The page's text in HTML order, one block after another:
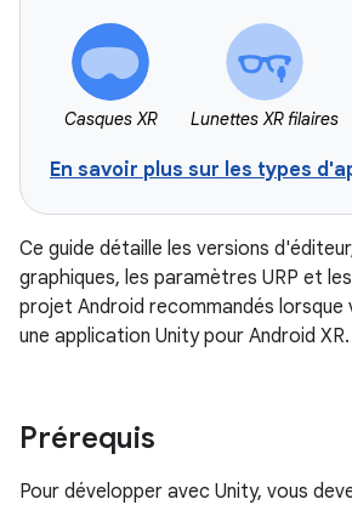
Casques XR Lunettes XR filaires
En savoir plus sur les types
Ce guide détaille les versions
graphiques, les paramètres URP et
projet Android recommandés lorsque
une application Unity pour Android XR.
Prérequis
Pour développer avec Unity, vous